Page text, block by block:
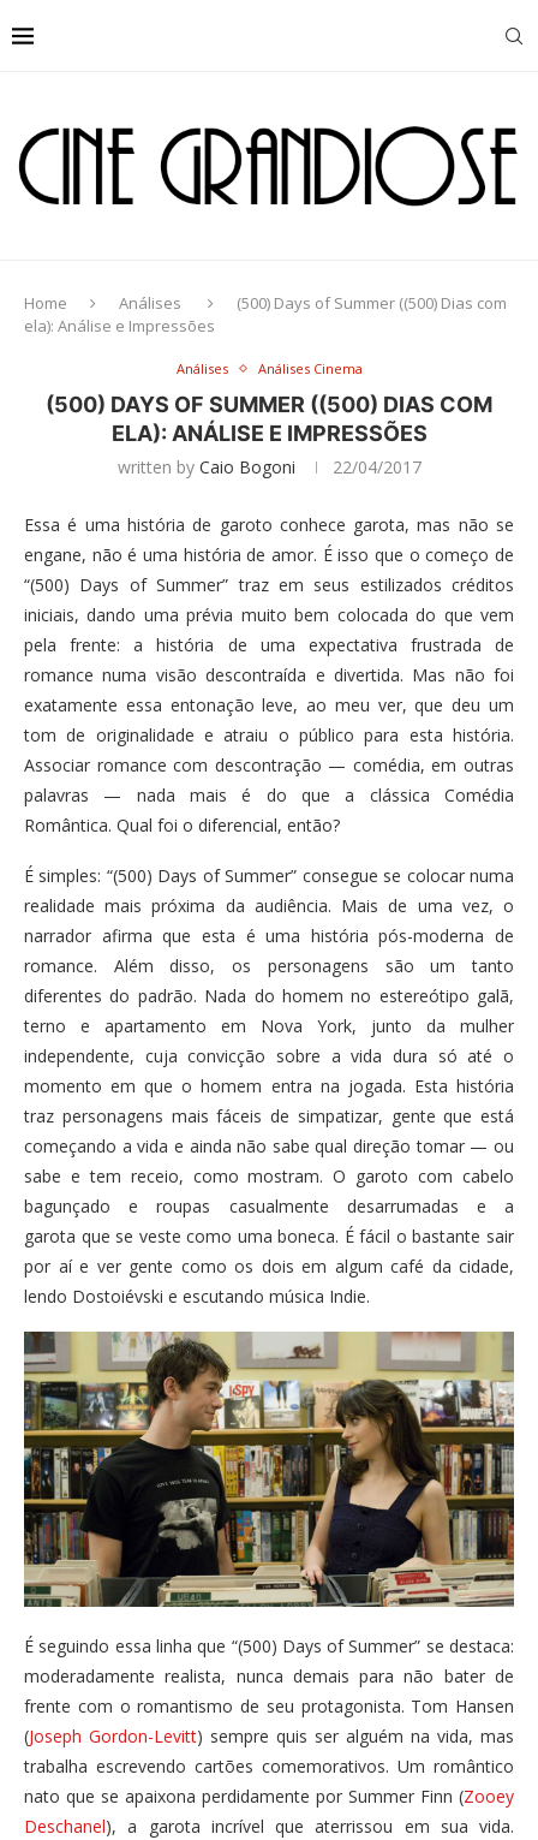
Home Análises
(500) Days of Summer ((500) Dias com
ela): Análise e Impressões
Análises Análises Cinema
(500) DAYS OF SUMMER ((500) DIAS COM
ELA): ANÁLISE E IMPRESSÕES
written by Caio Bogoni 22/04/2017
Essa é uma história de garoto conhece garota, mas não se
engane, não é uma história de amor. É isso que o começo de
“(500) Days of Summer” traz em seus estilizados créditos
iniciais, dando uma prévia muito bem colocada do que vem
pela frente: a história de uma expectativa frustrada de
romance numa visão descontraída e divertida. Mas não foi
exatamente essa entonação leve, ao meu ver, que deu um
tom de originalidade e atraiu o público para esta história.
Associar romance com descontração — comédia, em outras
palavras — nada mais é do que a clássica Comédia
Romântica. Qual foi o diferencial, então?
É simples: “(500) Days of Summer” consegue se colocar numa
realidade mais próxima da audiência. Mais de uma vez, o
narrador afirma que esta é uma história pós-moderna de
romance. Além disso, os personagens são um tanto
diferentes do padrão. Nada do homem no estereótipo galã,
terno e apartamento em Nova York, junto da mulher
independente, cuja convicção sobre a vida dura só até o
momento em que o homem entra na jogada. Esta história
traz personagens mais fáceis de simpatizar, gente que está
começando a vida e ainda não sabe qual direção tomar — ou
sabe e tem receio, como mostram. O garoto com cabelo
bagunçado e roupas casualmente desarrumadas e a
garota que se veste como uma boneca. É fácil o bastante sair
por aí e ver gente como os dois em algum café da cidade,
lendo Dostoiévski e escutando música Indie.
É seguindo essa linha que “(500) Days of Summer” se destaca:
moderadamente realista, nunca demais para não bater de
frente com o romantismo de seu protagonista. Tom Hansen
(Joseph Gordon-Levitt) sempre quis ser alguém na vida, mas
trabalha escrevendo cartões comemorativos. Um romântico
nato que se apaixona perdidamente por Summer Finn (Zooey
Deschanel), a garota incrível que aterrissou em sua vida.